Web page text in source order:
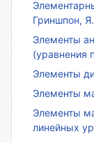
Гриншпон,
Элементы
(уравнения
Элементы
Элементы
Элементы
линейных